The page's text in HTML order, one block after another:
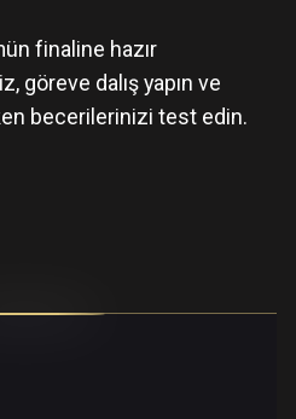
finaline hazır
göreve dalış yapın ve
becerilerinizi test edin.